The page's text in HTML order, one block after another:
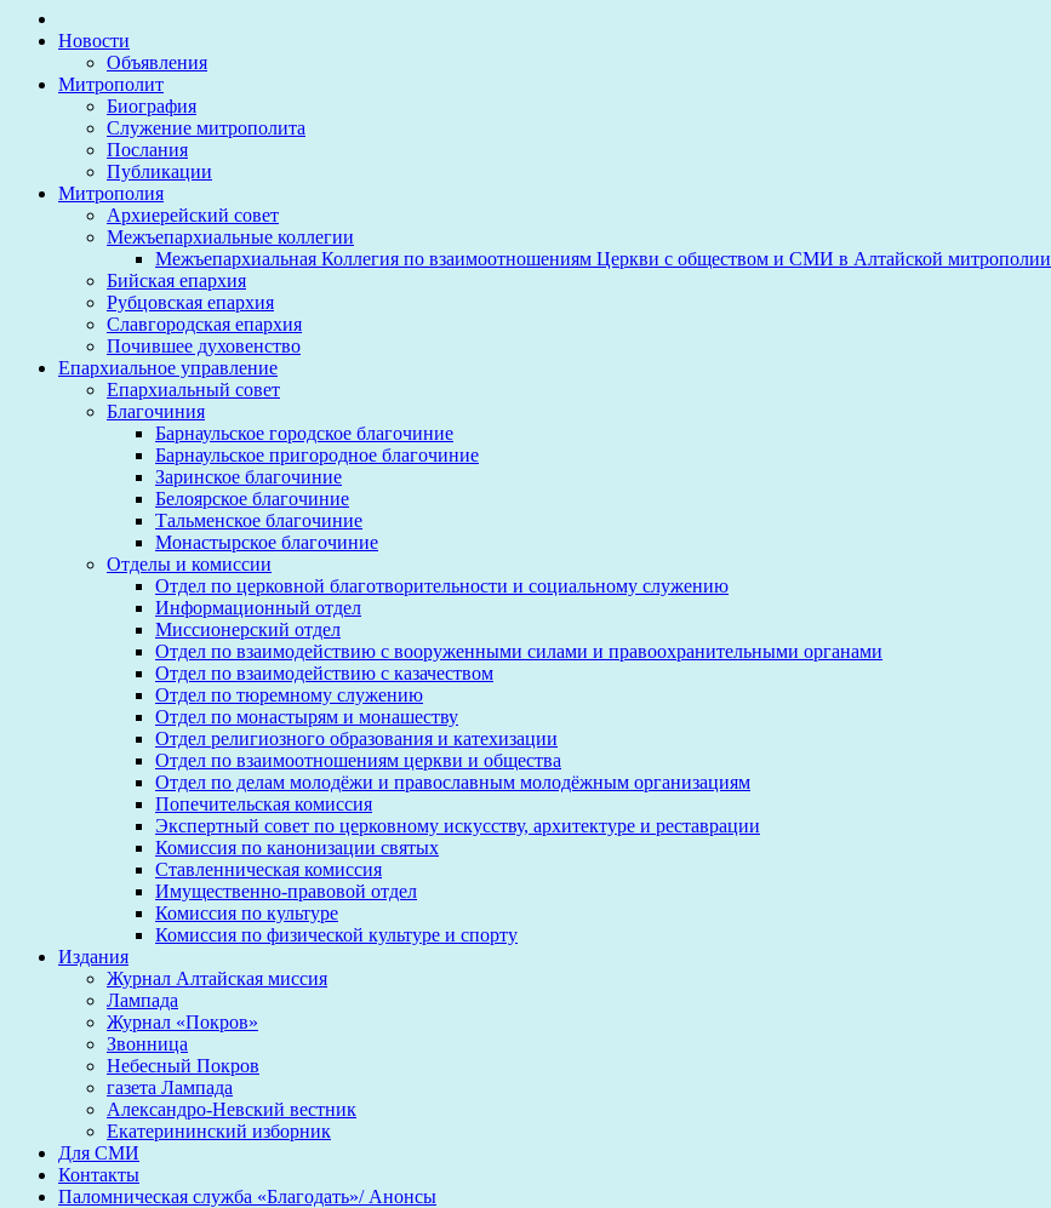
Новости
Объявления
Митрополит
Биография
Служение митрополита
Послания
Публикации
Митрополия
Архиерейский совет
Межъепархиальные коллегии
Межъепархиальная Коллегия по взаимоотношениям Церкви с обществом и СМИ в Алтайской митрополии
Бийская епархия
Рубцовская епархия
Славгородская епархия
Почившее духовенство
Епархиальное управление
Епархиальный совет
Благочиния
Барнаульское городское благочиние
Барнаульское пригородное благочиние
Заринское благочиние
Белоярское благочиние
Тальменское благочиние
Монастырское благочиние
Отделы и комиссии
Отдел по церковной благотворительности и социальному служению
Информационный отдел
Миссионерский отдел
Отдел по взаимодействию с вооруженными силами и правоохранительными органами
Отдел по взаимодействию с казачеством
Отдел по тюремному служению
Отдел по монастырям и монашеству
Отдел религиозного образования и катехизации
Отдел по взаимоотношениям церкви и общества
Отдел по делам молодёжи и православным молодёжным организациям
Попечительская комиссия
Экспертный совет по церковному искусству, архитектуре и реставрации
Комиссия по канонизации святых
Ставленническая комиссия
Имущественно-правовой отдел
Комиссия по культуре
Комиссия по физической культуре и спорту
Издания
Журнал Алтайская миссия
Лампада
Журнал «Покров»
Звонница
Небесный Покров
газета Лампада
Александро-Невский вестник
Екатерининский изборник
Для СМИ
Контакты
Паломническая служба «Благодать»/ Анонсы